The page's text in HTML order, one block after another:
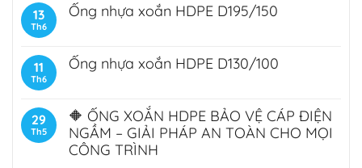
13
Th6
Ống nhựa xoắn HDPE D195/150
11
Th6
Ống nhựa xoắn HDPE D130/100
29
Th5
🔶 ỐNG XOẮN HDPE BẢO VỆ CÁP ĐIỆN
NGẦM – GIẢI PHÁP AN TOÀN CHO MỌI
CÔNG TRÌNH